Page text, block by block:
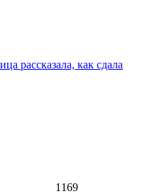
рассказала, как сдала
1169